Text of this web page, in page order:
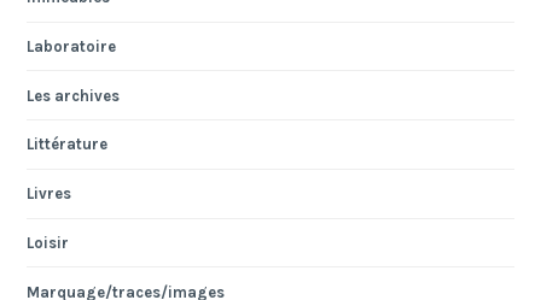
Laboratoire
Les archives
Littérature
Livres
Loisir
Marquage/traces/images